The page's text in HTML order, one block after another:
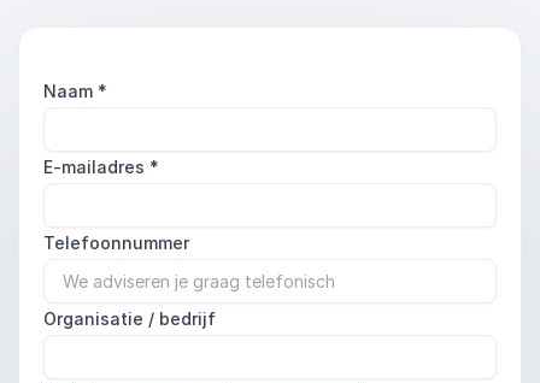
Naam *
E-mailadres *
Telefoonnummer
Organisatie / bedrijf